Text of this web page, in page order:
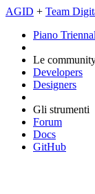
AGID + Team
Piano
Le
Developers
Designers
Gli strumenti
Forum
Docs
GitHub